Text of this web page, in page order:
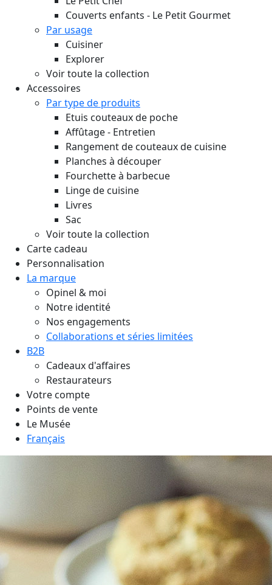
Couverts enfants - Le Petit Gourmet
Par usage
Cuisiner
Explorer
Voir toute la collection
Accessoires
Par type de produits
Etuis couteaux de poche
Affûtage - Entretien
Rangement de couteaux de cuisine
Planches à découper
Fourchette à barbecue
Linge de cuisine
Livres
Sac
Voir toute la collection
Carte cadeau
Personnalisation
La marque
Opinel & moi
Notre identité
Nos engagements
Collaborations et séries limitées
B2B
Cadeaux d'affaires
Restaurateurs
Votre compte
Points de vente
Le Musée
Français